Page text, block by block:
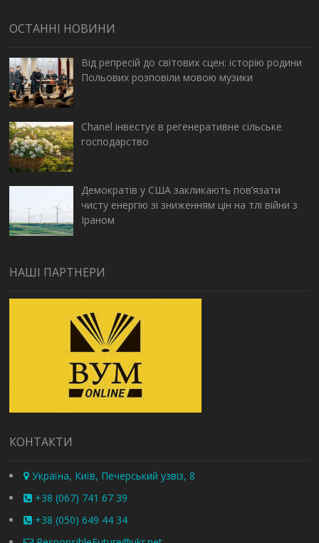
ОСТАННІ НОВИНИ
Від репресій до світових сцен: історію родини
Польових розповіли мовою музики
Chanel інвестує в регенеративне сільське
господарство
Демократів у США закликають пов’язати
чисту енергію зі зниженням цін на тлі війни з
Іраном
НАШІ ПАРТНЕРИ
КОНТАКТИ
Україна, Київ, Печерський узвіз, 8
+38 (067) 741 67 39
+38 (050) 649 44 34